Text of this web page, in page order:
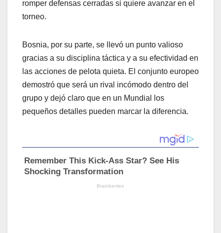
romper defensas cerradas si quiere avanzar en el
torneo.
Bosnia, por su parte, se llevó un punto valioso
gracias a su disciplina táctica y a su efectividad en
las acciones de pelota quieta. El conjunto europeo
demostró que será un rival incómodo dentro del
grupo y dejó claro que en un Mundial los
pequeños detalles pueden marcar la diferencia.